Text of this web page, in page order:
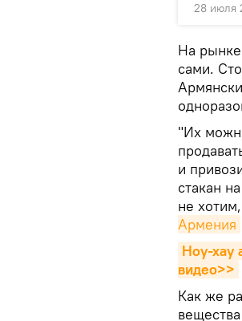
28 июля
На
сами.
"Их
и
стакан
не
Армения
Ноу-хау
видео>>
Как же